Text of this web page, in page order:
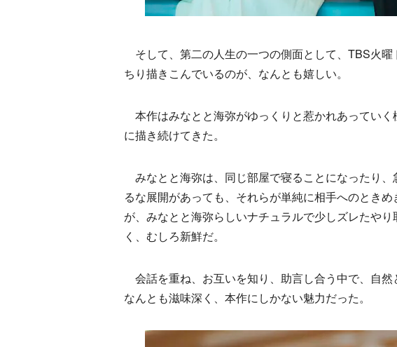
そして、第二の人生の一つの側面として、TBS火
ちり描きこんでいるのが、なんとも嬉しい。
本作はみなとと海弥がゆっくりと惹かれあってい
に描き続けてきた。
みなとと海弥は、同じ部屋で寝ることになったり
るな展開があっても、それらが単純に相手へのとき
が、みなとと海弥らしいナチュラルで少しズレたや
く、むしろ新鮮だ。
会話を重ね、お互いを知り、助言し合う中で、自
なんとも滋味深く、本作にしかない魅力だった。